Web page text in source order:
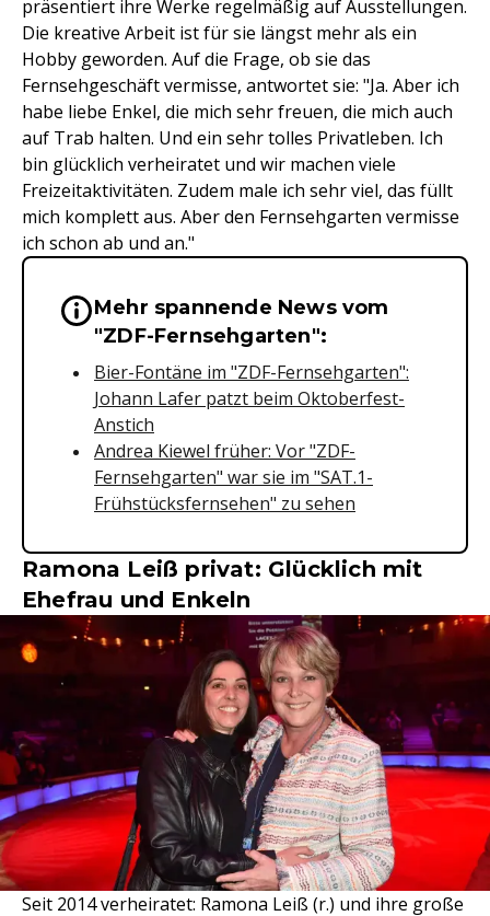
präsentiert ihre Werke regelmäßig auf Ausstellungen.
Die kreative Arbeit ist für sie längst mehr als ein
Hobby geworden. Auf die Frage, ob sie das
Fernsehgeschäft vermisse, antwortet sie: "Ja. Aber ich
habe liebe Enkel, die mich sehr freuen, die mich auch
auf Trab halten. Und ein sehr tolles Privatleben. Ich
bin glücklich verheiratet und wir machen viele
Freizeitaktivitäten. Zudem male ich sehr viel, das füllt
mich komplett aus. Aber den Fernsehgarten vermisse
ich schon ab und an."
Wichtige Hinweise &
Mehr spannende News vom
"ZDF-Fernsehgarten":
Bier-Fontäne im "ZDF-Fernsehgarten":
Johann Lafer patzt beim Oktoberfest-
Anstich
Andrea Kiewel früher: Vor "ZDF-
Fernsehgarten" war sie im "SAT.1-
Frühstücksfernsehen" zu sehen
Ramona Leiß privat: Glücklich mit
Ehefrau und Enkeln
Seit 2014 verheiratet: Ramona Leiß (r.) und ihre große